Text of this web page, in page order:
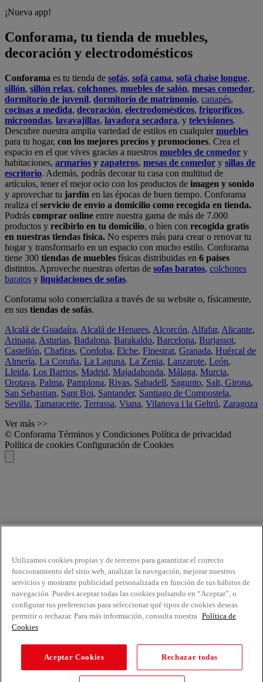
¡Nueva app!
Conforama, tu tienda de muebles,
decoración y electrodomésticos
Conforama es tu tienda de sofás, sofá cama, sofá chaise longue,
sillón, sillón relax, colchones, muebles de salón, mesas comedor,
dormitorio de juvenil, dormitorio de matrimonio, canapés,
cocinas a medida, decoración, electrodomésticos, frigoríficos,
microondas, lavavajillas, lavadora secadora, y televisiones.
Descubre nuestra amplia variedad de estilos en cualquiermuebles
para tu hogar, con los mejores precios y promociones. Crea el
espacio en el que vives gracias a nuestros muebles de comedor y
habitaciones, armarios y zapateros, mesas de comedor y sillas de
escritorio. Además, podrás decorar tu casa con multitud de
artículos, tener el mejor ocio con los productos de imagen y sonido
y aprovechar tu jardín en las épocas de buen tiempo. Conforama
realiza el servicio de envío a domicilio como recogida en tienda.
Podrás comprar online entre nuestra gama de más de 7.000
productos y recibirlo en tu domicilio, o bien con recogida gratis
en nuestras tiendas física. No esperes más para crear o renovar tu
hogar y transformarlo en un espacio con mucho estilo. Conforama
tiene 300 tiendas de muebles físicas distribuidas en 6 países
distintos. Aproveche nuestras ofertas de sofas baratos, colchones
baratos y liquidaciones de sofas.
Conforama solo comercializa a través de su website o, físicamente,
en sus tiendas de sofás.
Alcalá de Guadaíra, Alcalá de Henares, Alcorcón, Alfafar, Alicante,
Arinaga, Asturias, Badalona, Barakaldo, Barcelona, Burjassot,
Castellón, Chafiras, Cordoba, Elche, Finestrat, Granada, Huércal de
Almería, La Coruña, La Laguna, La Zenia, Lanzarote, León,
Lleida, Los Barrios, Madrid, Majadahonda, Málaga, Murcia,
Orotava, Palma, Pamplona, Rivas, Sabadell, Sagunto, Salt, Girona,
San Sebastian, Sant Boi, Santander, Santiago de Compostela,
Sevilla, Tamaraceite, Terrassa, Viana, Vilanova i la Geltrú, Zaragoza
Ver más >>
© Conforama Términos y Condiciones Política de privacidad
Política de cookies Configuración de Cookies
Utilizamos cookies propias y de terceros para garantizar el correcto
funcionamiento del sitio web, analizar la navegación, mejorar nuestros
servicios y mostrarte publicidad personalizada en función de tus hábitos de
navegación. Puedes aceptar todas las cookies pulsando en “Aceptar”, o
configurar tus preferencias para seleccionar qué tipos de cookies deseas
permitir o rechazar. Para más información, consulta nuestra Política de
Cookies
Aceptar Cookies Rechazar todas